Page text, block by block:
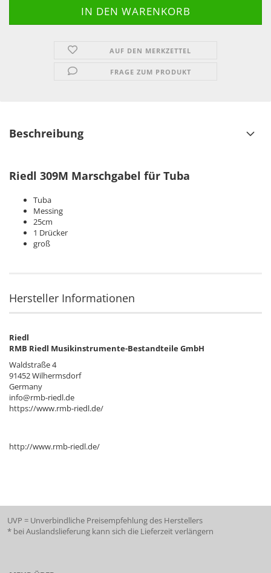
AUF DEN MERKZETTEL
FRAGE ZUM PRODUKT
Beschreibung
Riedl 309M Marschgabel für Tuba
Tuba
Messing
25cm
1 Drücker
groß
Hersteller Informationen
Riedl
RMB Riedl Musikinstrumente-Bestandteile GmbH
Waldstraße 4
91452 Wilhermsdorf
Germany
info@rmb-riedl.de
https://www.rmb-riedl.de/
http://www.rmb-riedl.de/
UVP = Unverbindliche Preisempfehlung des Herstellers
* bei Auslandslieferung kann sich die Lieferzeit verlängern